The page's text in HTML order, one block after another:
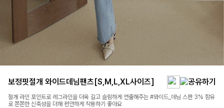
보정핏절개 와이드데님팬츠[S,M,L,XL사이즈]
절개 라인 포인트로 레그라인을 더욱 길고 슬림하게 연출해주는 #와이드_데님 스판 3% 함유
로 쫀쫀한 신축성을 더해 편안하게 착용하기 좋아요